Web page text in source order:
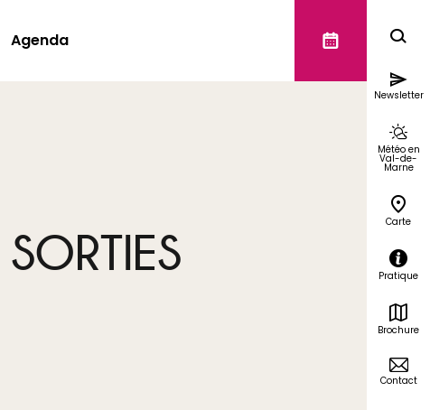
Agenda
Newsletter
Météo en
Val-de-
Marne
Carte
Pratique
Brochure
Contact